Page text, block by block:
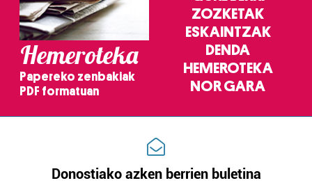
Hemeroteka
Papereko zenbakiak
PDF formatuan
ZOZKETAK
ESKAINTZAK
DENDA
HEMEROTEKA
NOR GARA
Donostiako azken berrien buletina